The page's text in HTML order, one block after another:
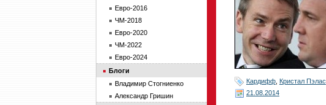
Кардифф Кристал Пэлас
21.08.2014
Евро-2016
ЧМ-2018
Евро-2020
ЧМ-2022
Евро-2024
Блоги
Владимир Стогниенко
Александр Гришин